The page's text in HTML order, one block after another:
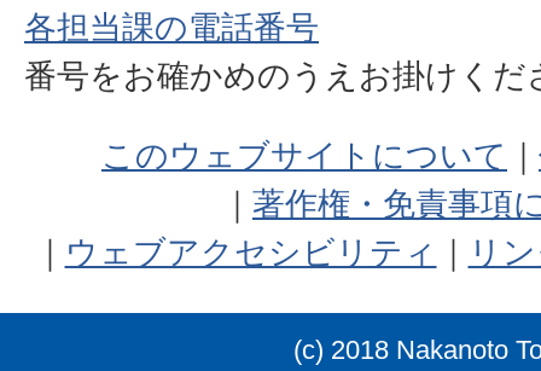
各担当課の電話番号
番号をお確かめのうえお掛けく
このウェブサイトについて
著作権・免責事項
ウェブアクセシビリティ
リ
(c) 2018 Nakanoto